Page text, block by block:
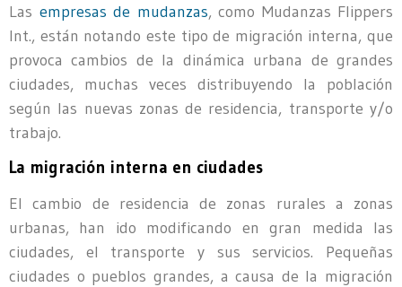
Las empresas de mudanzas, como Mudanzas Flippers
Int., están notando este tipo de migración interna, que
provoca cambios de la dinámica urbana de grandes
ciudades, muchas veces distribuyendo la población
según las nuevas zonas de residencia, transporte y/o
trabajo.
La migración interna en ciudades
El cambio de residencia de zonas rurales a zonas
urbanas, han ido modificando en gran medida las
ciudades, el transporte y sus servicios. Pequeñas
ciudades o pueblos grandes, a causa de la migración